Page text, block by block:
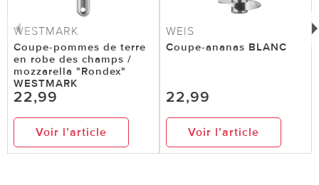
WESTMARK
Coupe-pommes de terre
en robe des champs /
mozzarella "Rondex"
WESTMARK
22,99
Voir l’article
WEIS
Coupe-ananas BLANC
22,99
Voir l’article